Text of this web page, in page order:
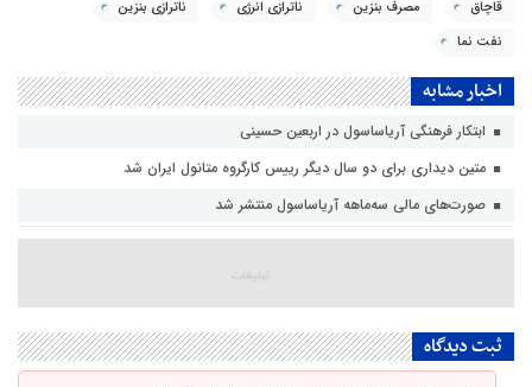
قاچاق
مصرف بنزین ناترازی انرژی
ناترازی بنزین
نفت نما
اخبار مشابه
ابتکار فرهنگی آریاساسول در اربعین حسینی
متین دیداری برای دو سال دیگر رییس کارگروه متانول ایران شد
صورت‌های مالی سه‌ماهه آریاساسول منتشر شد
ثبت دیدگاه